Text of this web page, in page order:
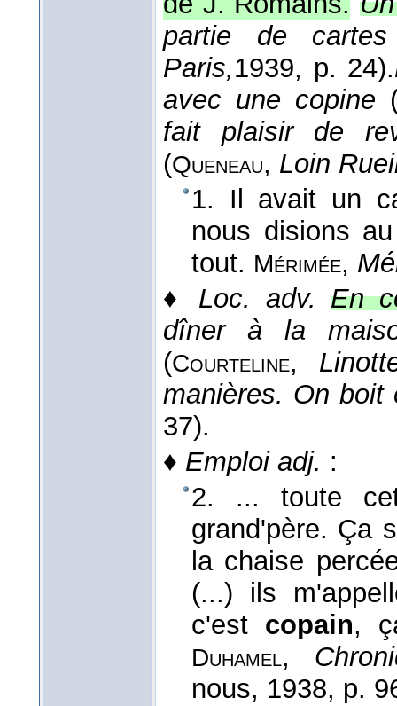
partie de
Paris,1939, p. 24).
avec une copine
fait plaisir de
(Queneau, Loin
1. Il avait un
nous disions
tout. Mérimée,
♦ Loc. adv. En
dîner à la
(Courteline,
manières. On boit
37).
♦ Emploi adj. :
2. ... toute
grand'père. Ça
la chaise
(...) ils
c'est copain,
Duhamel,
nous, 1938, p.